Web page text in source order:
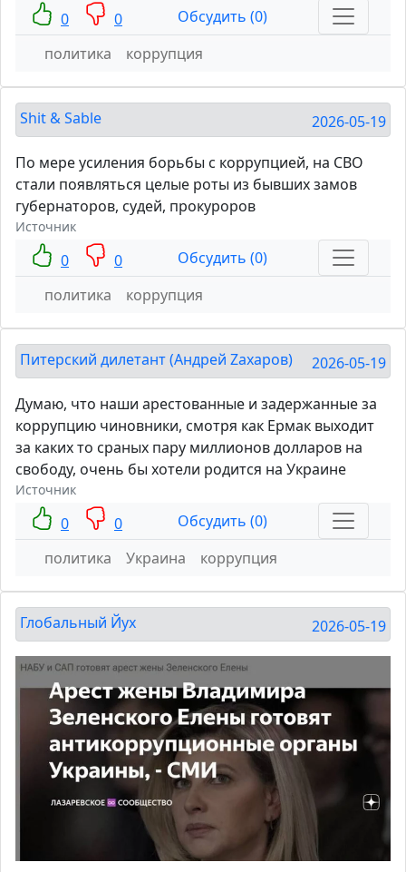
0 0
Обсудить (0)
политика
коррупция
Shit & Sable 2026-05-19
По мере усиления борьбы с коррупцией, на СВО
стали появляться целые роты из бывших замов
губернаторов, судей, прокуроров
Источник
0 0
Обсудить (0)
политика
коррупция
Питерский дилетант (Андрей Zахаров) 2026-05-19
Думаю, что наши арестованные и задержанные за
коррупцию чиновники, смотря как Ермак выходит
за каких то сраных пару миллионов долларов на
свободу, очень бы хотели родится на Украине
Источник
0 0
Обсудить (0)
политика
Украина коррупция
Глобальный Йух 2026-05-19